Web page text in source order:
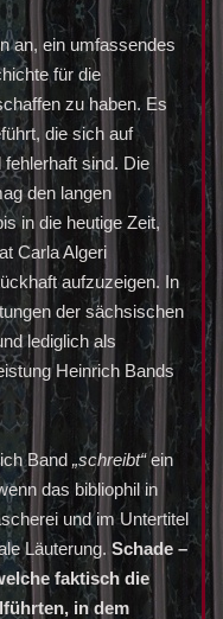
an, ein umfassendes
für die
zu haben. Es
die sich auf
sind. Die
den langen
in die heutige Zeit,
Carla Algeri
aufzuzeigen. In
der sächsischen
lediglich als
Heinrich Bands
Band „schreibt“ein
das bibliophil in
und im Untertitel
Läuterung. Schade –
faktisch die
in dem